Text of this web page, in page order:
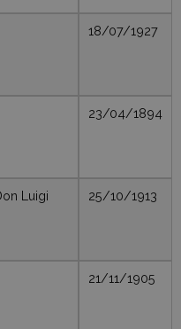
18/07/1927
23/04/1894
Luigi 25/10/1913
21/11/1905